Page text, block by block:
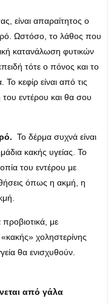
είναι απαραίτητος ο
Ωστόσο, το λάθος που
κατανάλωση φυτικών
τότε ο πόνος και το
κεφίρ είναι από τις
εντέρου και θα σου
Το δέρμα συχνά είναι
κακής υγείας. Το
του εντέρου με
όπως η ακμή, η
με
χοληστερίνης
θα ενισχυθούν.
από γάλα